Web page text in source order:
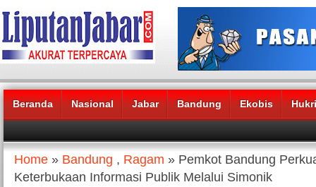
Beranda Nasional Jabar Bandung Ekobis
Headlines News :
Home » Bandung , Ragam » Pemkot Bandung
Keterbukaan Informasi Publik Melalui Simonik